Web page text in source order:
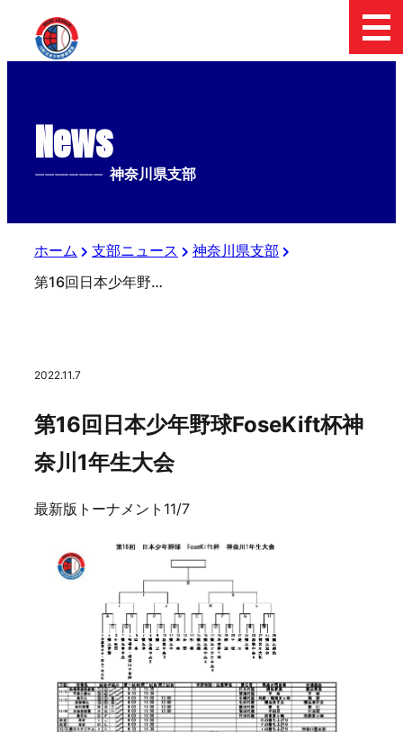
News
-------------- 神奈川県支部
ホーム 支部ニュース
神奈川県支部
第16回日本少年野球FoseKift杯神奈川1年生大会
2022.11.7
第16回日本少年野球FoseKift杯神
奈川1年生大会
最新版トーナメント11/7